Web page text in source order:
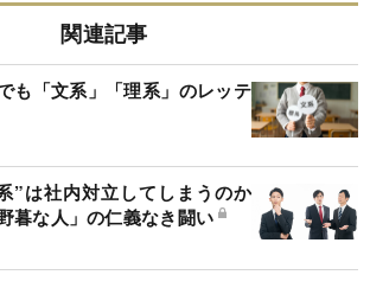
関連記事
も「文系」「理系」のレッテ
”は社内対立してしまうのか
暮な人」の仁義なき闘い